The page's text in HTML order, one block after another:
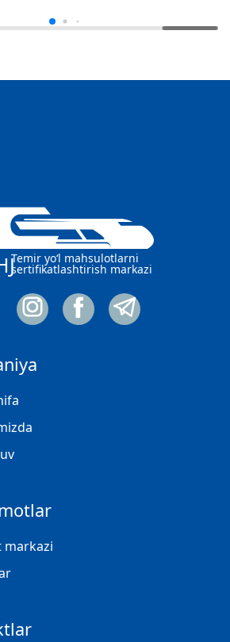
Temir yo‘l mahsulotlarni
sertifikatlashtirish markazi